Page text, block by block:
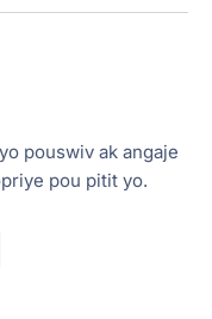
pouswiv ak angaje
pou pitit yo.